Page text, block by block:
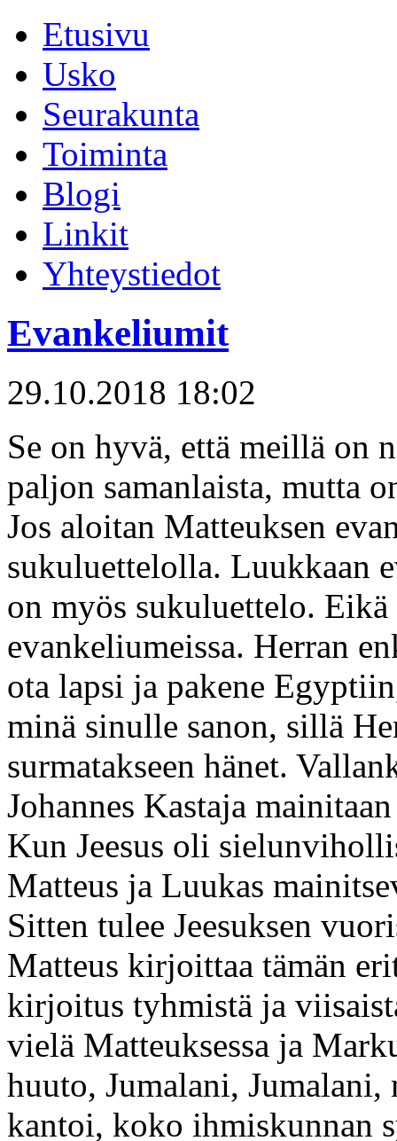
Etusivu
Usko
Seurakunta
Toiminta
Blogi
Linkit
Yhteystiedot
Evankeliumit
29.10.2018 18:02
Se on hyvä, että meillä on
paljon samanlaista, mutta
Jos aloitan Matteuksen
sukuluettelolla. Luukkaan
on myös sukuluettelo.
evankeliumeissa. Herran
ota lapsi ja pakene
minä sinulle sanon, sillä
surmatakseen hänet.
Johannes Kastaja
Kun Jeesus oli
Matteus ja Luukas
Sitten tulee Jeesuksen
Matteus kirjoittaa tämän
kirjoitus tyhmistä ja
vielä Matteuksessa ja
huuto, Jumalani,
kantoi, koko ihmiskunnan